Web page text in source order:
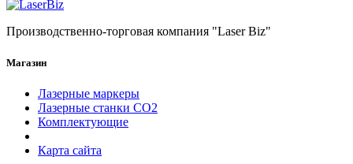
Производственно-торговая компания "Laser Biz"
Магазин
Лазерные маркеры
Лазерные станки СО2
Комплектующие
Карта сайта